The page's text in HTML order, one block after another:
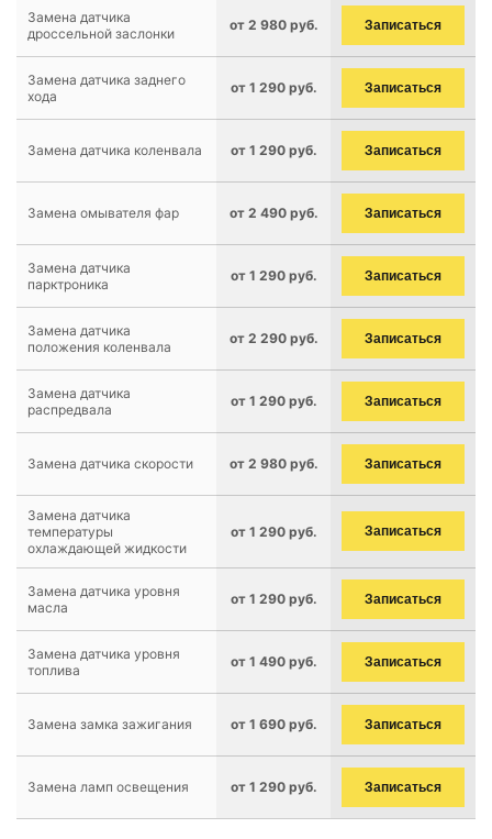
Замена датчика
дроссельной заслонки
от 2 980 руб. Записаться
Замена датчика заднего
хода
от 1 290 руб. Записаться
Замена датчика коленвала от 1 290 руб. Записаться
Замена омывателя фар от 2 490 руб. Записаться
Замена датчика
парктроника
от 1 290 руб. Записаться
Замена датчика
положения коленвала
от 2 290 руб. Записаться
Замена датчика
распредвала
от 1 290 руб. Записаться
Замена датчика скорости от 2 980 руб. Записаться
Замена датчика
температуры
охлаждающей жидкости
от 1 290 руб. Записаться
Замена датчика уровня
масла
от 1 290 руб. Записаться
Замена датчика уровня
топлива
от 1 490 руб. Записаться
Замена замка зажигания от 1 690 руб. Записаться
Замена ламп освещения от 1 290 руб. Записаться